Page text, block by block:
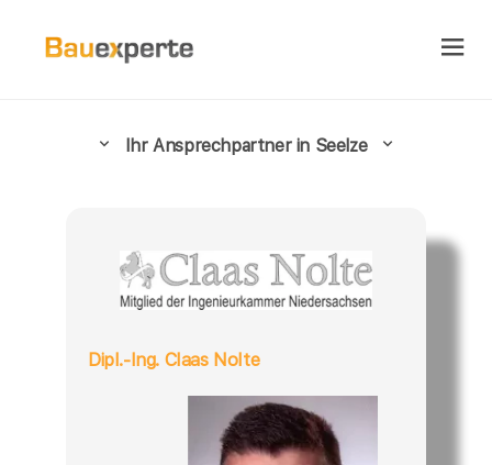
Ihr Ansprechpartner in Seelze
Dipl.-Ing. Claas Nolte